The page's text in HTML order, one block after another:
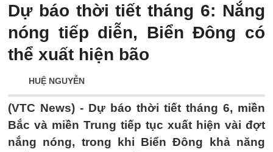
Dự báo thời tiết tháng 6: Nắng
nóng tiếp diễn, Biển Đông có
thể xuất hiện bão
HUỆ NGUYỄN
(VTC News) - Dự báo thời tiết tháng 6, miền
Bắc và miền Trung tiếp tục xuất hiện vài đợt
nắng nóng, trong khi Biển Đông khả năng